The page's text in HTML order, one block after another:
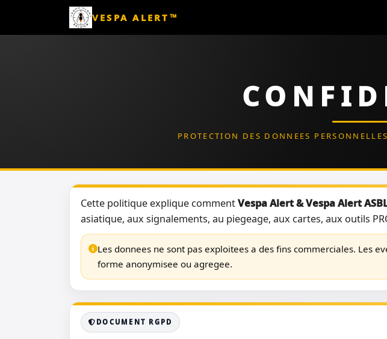
VESPA ALERT™
PROTECTION DES DONNEES
Cette politique explique commentVespa Alert & Vespa Alert
asiatique, aux signalements, au piegeage, aux cartes, aux outils
Les donnees ne sont pas exploitees a des fins commerciales. Les
forme anonymisee ou agregee.
DOCUMENT RGPD